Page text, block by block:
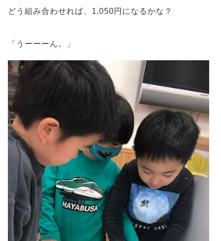
どう組み合わせれば、1,050円になるかな？
「うーーーん。」